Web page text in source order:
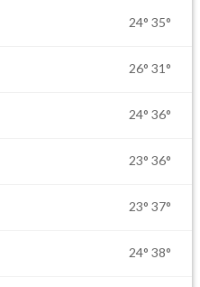
24° 35°
26° 31°
24° 36°
23° 36°
23° 37°
24° 38°